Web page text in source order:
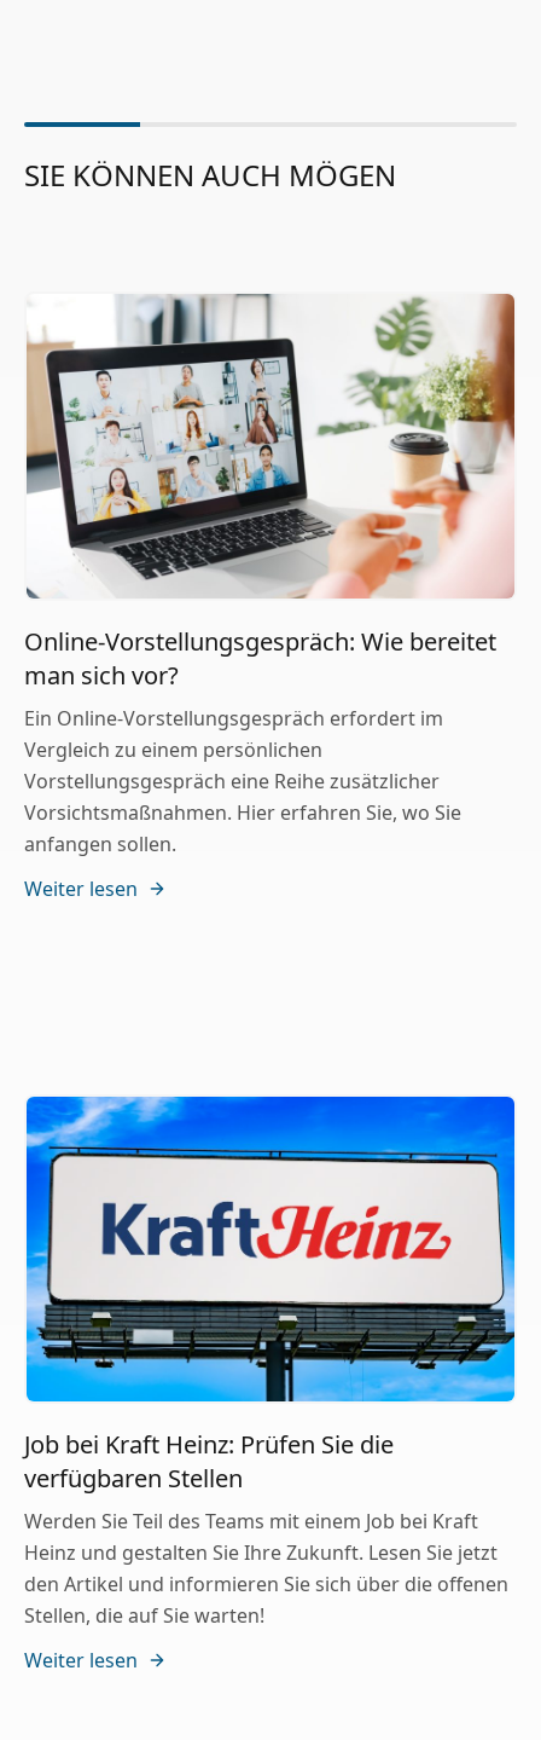
SIE KÖNNEN AUCH MÖGEN
Online-Vorstellungsgespräch: Wie bereitet
man sich vor?
Ein Online-Vorstellungsgespräch erfordert im
Vergleich zu einem persönlichen
Vorstellungsgespräch eine Reihe zusätzlicher
Vorsichtsmaßnahmen. Hier erfahren Sie, wo Sie
anfangen sollen.
Weiter lesen
Job bei Kraft Heinz: Prüfen Sie die
verfügbaren Stellen
Werden Sie Teil des Teams mit einem Job bei Kraft
Heinz und gestalten Sie Ihre Zukunft. Lesen Sie jetzt
den Artikel und informieren Sie sich über die offenen
Stellen, die auf Sie warten!
Weiter lesen